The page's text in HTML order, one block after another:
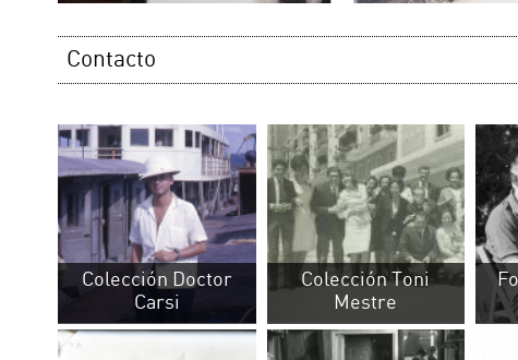
Fondo Patronato de
la Juventud...
Fondo Casa Insa Fondo Tortajada